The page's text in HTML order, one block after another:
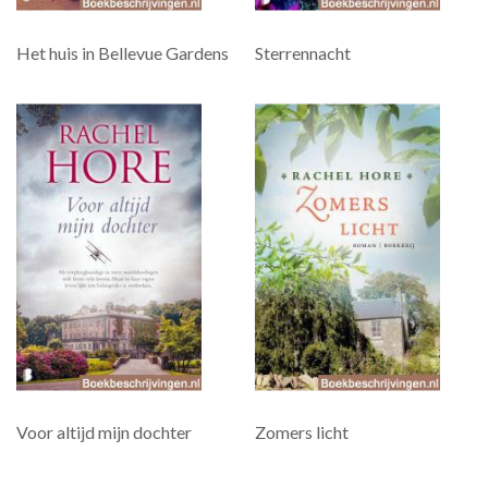
Het huis in Bellevue Gardens Sterrennacht
Voor altijd mijn dochter Zomers licht